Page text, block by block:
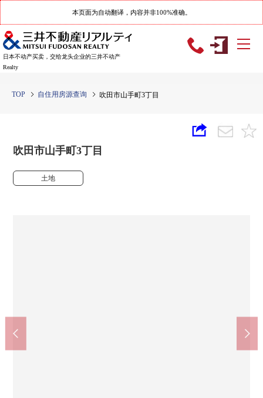
本页面为自动翻译，内容并非100%准确。
日本不动产买卖，交给龙头企业的三井不动产
Realty
TOP 自住用房源查询 吹田市山手町3丁目
吹田市山手町3丁目
土地